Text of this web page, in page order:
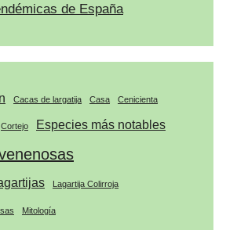
de España
Cacas de largatija Casa Cenicienta
Cortejo Especies más notables
Lagartija Colirroja
Mitología